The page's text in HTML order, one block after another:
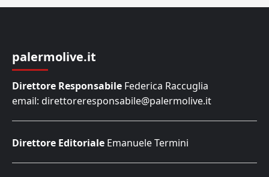
palermolive.it
Direttore Responsabile Federica Raccuglia
email: direttoreresponsabile@palermolive.it
Direttore Editoriale Emanuele Termini